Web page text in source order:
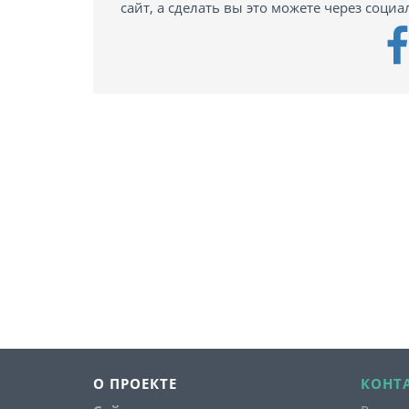
сайт, а сделать вы это можете через
О ПРОЕКТЕ